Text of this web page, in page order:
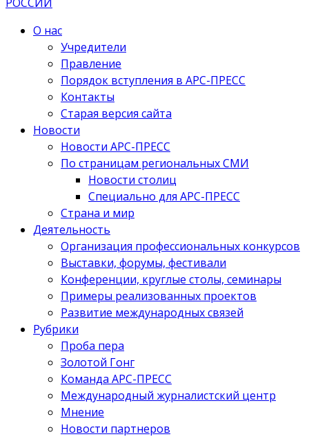
О нас
Учредители
Правление
Порядок вступления в АРС-ПРЕСС
Контакты
Старая версия сайта
Новости
Новости АРС-ПРЕСС
По страницам региональных СМИ
Новости столиц
Специально для АРС-ПРЕСС
Страна и мир
Деятельность
Организация профессиональных конкурсов
Выставки, форумы, фестивали
Конференции, круглые столы, семинары
Примеры реализованных проектов
Развитие международных связей
Рубрики
Проба пера
Золотой Гонг
Команда АРС-ПРЕСС
Международный журналистский центр
Мнение
Новости партнеров